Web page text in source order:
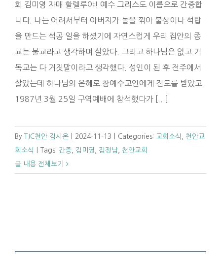
회 김미영 자매 할렐루야! 예수 그리스도 이름으로 간증합
니다. 나는 어려서부터 아버지가 돌을 깎아 불상이나 석탑
을 만드는 석공 일을 하셨기에 자연스럽게 우리 집안의 종
교는 불교라고 생각하며 살았다. 그리고 하나님은 없고 기
독교는 다 거짓말이라고 생각했다. 성인이 된 후 전주에서
살았는데 하나님의 은혜로 참예수교인에게 전도를 받았고
1987년 3월 25일 구역예배에 참석했다가 [...]
By TJC천안 김시온 2024-11-13 Categories: 교회소식
천안교
회소식
Tags: 간증 김미영 김정남
천안교회
글 내용 전체보기